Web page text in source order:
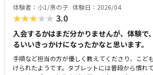
体験者：小1/男の子 体験日：2026/04
★★★★★ 3.0
入会するかはまだ分かりませんが、体験で
るいいきっかけになったかなと思います。
手順など担当の方が優しく教えてくださり、こど
けられたようです。タブレットには普段から慣れ